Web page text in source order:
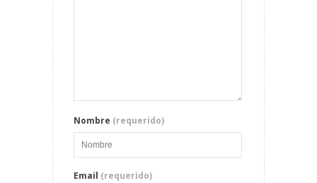
Nombre (requerido)
Email (requerido)